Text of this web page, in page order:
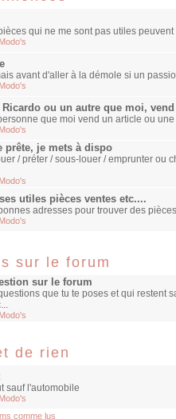
qui ne me sont pas utiles
Modo's
avant d'aller à la démole si un
Modo's
Ricardo ou un autre que moi, vend
que moi vend un article ou
Modo's
prête, je mets à dispo
/ préter / sous-louer / emprunter ou
Modo's
utiles pièces ventes etc....
adresses pour trouver des
Modo's
sur le forum
sur le forum
que tu te poses et qui restent
Modo's
de rien
sauf l'automobile
Modo's
comme lus